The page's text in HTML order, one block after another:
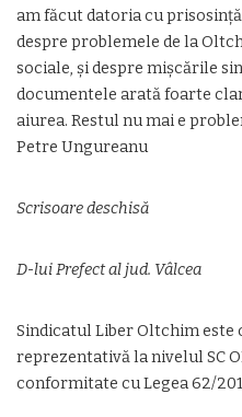
am făcut datoria cu
despre problemele de la
sociale, și despre mișcările
documentele arată foarte
aiurea. Restul nu mai e
Petre Ungureanu
Scrisoare deschisă
D-lui Prefect al jud. Vâlcea
Sindicatul Liber Oltchim este
reprezentativă la nivelul SC
conformitate cu Legea 62/